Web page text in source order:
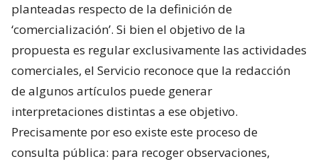
planteadas respecto de la definición de
‘comercialización’. Si bien el objetivo de la
propuesta es regular exclusivamente las actividades
comerciales, el Servicio reconoce que la redacción
de algunos artículos puede generar
interpretaciones distintas a ese objetivo.
Precisamente por eso existe este proceso de
consulta pública: para recoger observaciones,